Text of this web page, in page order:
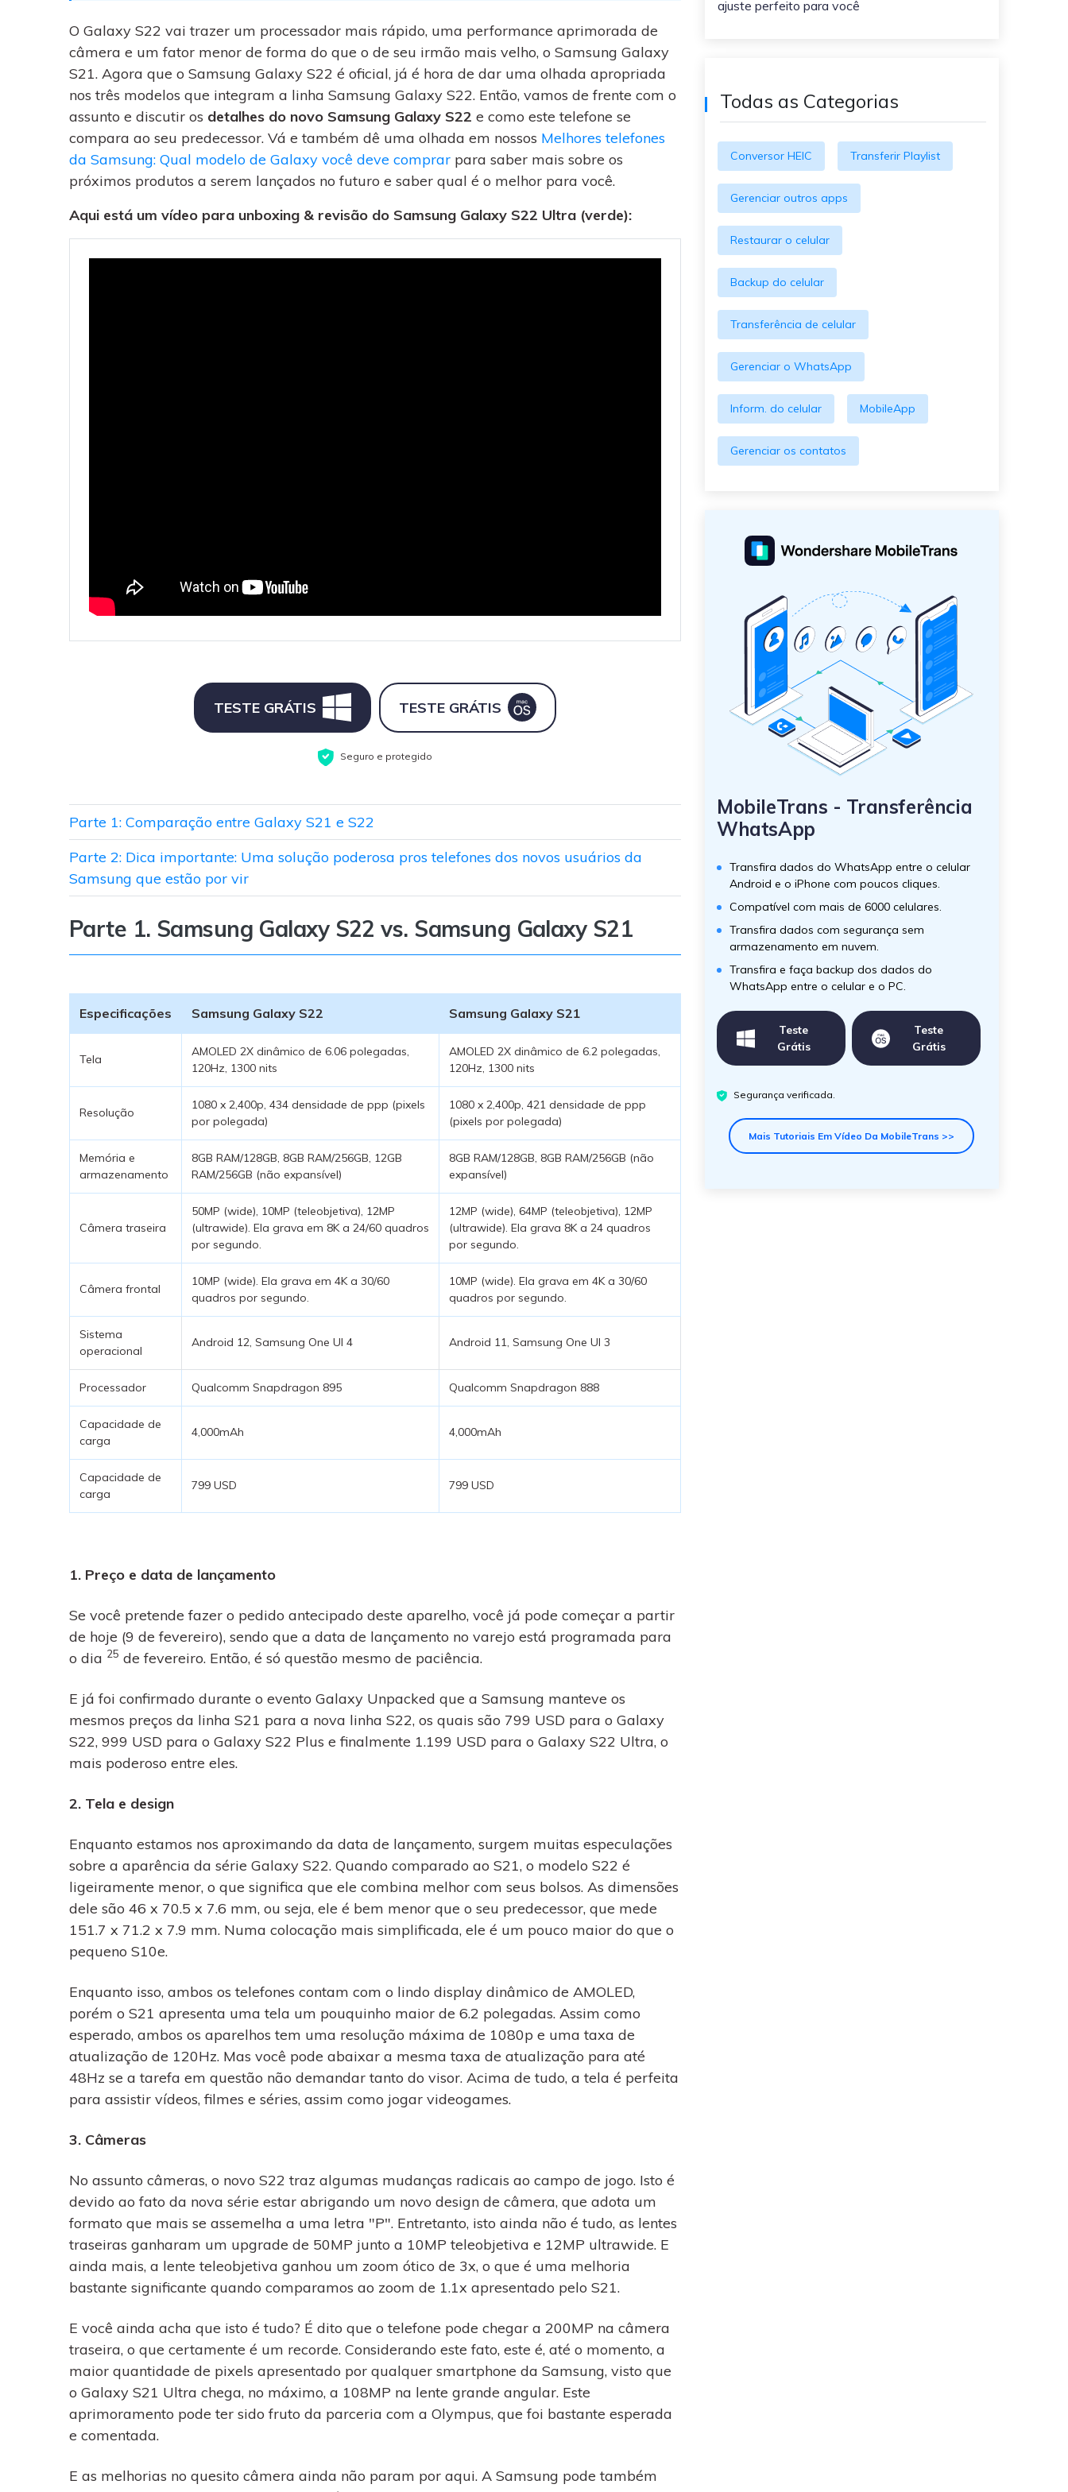
backups facilmente.
mensagens de voz.
O WeLastseen mantém seu
SAIBA MAIS
O Galaxy S22 vai trazer um processador mais rápido, uma performance aprimorada de
câmera e um fator menor de forma do que o de seu irmão mais velho, o Samsung Galaxy
S21. Agora que o Samsung Galaxy S22 é oficial, já é hora de dar uma olhada apropriada
nos três modelos que integram a linha Samsung Galaxy S22. Então, vamos de frente com o
assunto e discutir os detalhes do novo Samsung Galaxy S22 e como este telefone se
compara ao seu predecessor. Vá e também dê uma olhada em nossos Melhores telefones
da Samsung: Qual modelo de Galaxy você deve comprar para saber mais sobre os
próximos produtos a serem lançados no futuro e saber qual é o melhor para você.
Aqui está um vídeo para unboxing & revisão do Samsung Galaxy S22 Ultra (verde):
TESTE GRÁTIS TESTE GRÁTIS
Seguro e protegido
Parte 1: Comparação entre Galaxy S21 e S22
Parte 2: Dica importante: Uma solução poderosa pros telefones dos novos usuários da
Samsung que estão por vir
Parte 1. Samsung Galaxy S22 vs. Samsung Galaxy S21
Especificações Samsung Galaxy S22 Samsung Galaxy S21
Tela
AMOLED 2X dinâmico de 6.06 polegadas,
120Hz, 1300 nits
AMOLED 2X dinâmico de 6.2 polegadas,
120Hz, 1300 nits
Resolução
1080 x 2,400p, 434 densidade de ppp (pixels
por polegada)
1080 x 2,400p, 421 densidade de ppp
(pixels por polegada)
Memória e
armazenamento
8GB RAM/128GB, 8GB RAM/256GB, 12GB
RAM/256GB (não expansível)
8GB RAM/128GB, 8GB RAM/256GB (não
expansível)
Câmera traseira
50MP (wide), 10MP (teleobjetiva), 12MP
(ultrawide). Ela grava em 8K a 24/60 quadros
por segundo.
12MP (wide), 64MP (teleobjetiva), 12MP
(ultrawide). Ela grava 8K a 24 quadros
por segundo.
Câmera frontal
10MP (wide). Ela grava em 4K a 30/60
quadros por segundo.
10MP (wide). Ela grava em 4K a 30/60
quadros por segundo.
Sistema
operacional
Android 12, Samsung One UI 4 Android 11, Samsung One UI 3
Processador Qualcomm Snapdragon 895 Qualcomm Snapdragon 888
Capacidade de
carga
4,000mAh 4,000mAh
Capacidade de
carga
799 USD 799 USD
1. Preço e data de lançamento
Se você pretende fazer o pedido antecipado deste aparelho, você já pode começar a partir
de hoje (9 de fevereiro), sendo que a data de lançamento no varejo está programada para
o dia 25 de fevereiro. Então, é só questão mesmo de paciência.
E já foi confirmado durante o evento Galaxy Unpacked que a Samsung manteve os
mesmos preços da linha S21 para a nova linha S22, os quais são 799 USD para o Galaxy
S22, 999 USD para o Galaxy S22 Plus e finalmente 1.199 USD para o Galaxy S22 Ultra, o
mais poderoso entre eles.
2. Tela e design
Enquanto estamos nos aproximando da data de lançamento, surgem muitas especulações
sobre a aparência da série Galaxy S22. Quando comparado ao S21, o modelo S22 é
ligeiramente menor, o que significa que ele combina melhor com seus bolsos. As dimensões
dele são 46 x 70.5 x 7.6 mm, ou seja, ele é bem menor que o seu predecessor, que mede
151.7 x 71.2 x 7.9 mm. Numa colocação mais simplificada, ele é um pouco maior do que o
pequeno S10e.
Enquanto isso, ambos os telefones contam com o lindo display dinâmico de AMOLED,
porém o S21 apresenta uma tela um pouquinho maior de 6.2 polegadas. Assim como
esperado, ambos os aparelhos tem uma resolução máxima de 1080p e uma taxa de
atualização de 120Hz. Mas você pode abaixar a mesma taxa de atualização para até
48Hz se a tarefa em questão não demandar tanto do visor. Acima de tudo, a tela é perfeita
para assistir vídeos, filmes e séries, assim como jogar videogames.
3. Câmeras
No assunto câmeras, o novo S22 traz algumas mudanças radicais ao campo de jogo. Isto é
devido ao fato da nova série estar abrigando um novo design de câmera, que adota um
formato que mais se assemelha a uma letra "P". Entretanto, isto ainda não é tudo, as lentes
traseiras ganharam um upgrade de 50MP junto a 10MP teleobjetiva e 12MP ultrawide. E
ainda mais, a lente teleobjetiva ganhou um zoom ótico de 3x, o que é uma melhoria
bastante significante quando comparamos ao zoom de 1.1x apresentado pelo S21.
E você ainda acha que isto é tudo? É dito que o telefone pode chegar a 200MP na câmera
traseira, o que certamente é um recorde. Considerando este fato, este é, até o momento, a
maior quantidade de pixels apresentado por qualquer smartphone da Samsung, visto que
o Galaxy S21 Ultra chega, no máximo, a 108MP na lente grande angular. Este
aprimoramento pode ter sido fruto da parceria com a Olympus, que foi bastante esperada
e comentada.
E as melhorias no quesito câmera ainda não param por aqui. A Samsung pode também
ajuste perfeito para você
Todas as Categorias
Conversor HEIC Transferir Playlist
Gerenciar outros apps
Restaurar o celular
Backup do celular
Transferência de celular
Gerenciar o WhatsApp
Inform. do celular MobileApp
Gerenciar os contatos
MobileTrans - Transferência
WhatsApp
Transfira dados do WhatsApp entre o celular
Android e o iPhone com poucos cliques.
Compatível com mais de 6000 celulares.
Transfira dados com segurança sem
armazenamento em nuvem.
Transfira e faça backup dos dados do
WhatsApp entre o celular e o PC.
Teste
Grátis
Teste
Grátis
Segurança verificada.
Mais Tutoriais Em Vídeo Da MobileTrans >>